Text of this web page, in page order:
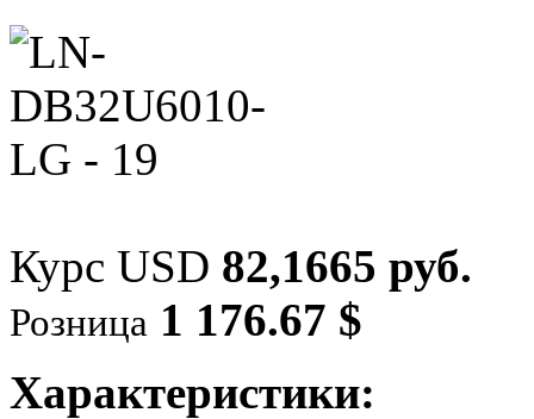
Курс USD 82,1665 руб.
Розница 1 176.67 $
Характеристики: